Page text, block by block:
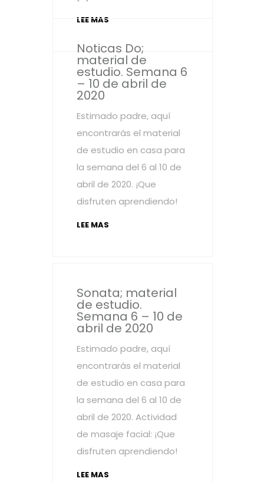
LEE MAS
Noticas Do;
material de
estudio. Semana 6
– 10 de abril de
2020
Estimado padre, aquí
encontrarás el material
de estudio en casa para
la semana del 6 al 10 de
abril de 2020. ¡Que
disfruten aprendiendo!
LEE MAS
Sonata; material
de estudio.
Semana 6 – 10 de
abril de 2020
Estimado padre, aquí
encontrarás el material
de estudio en casa para
la semana del 6 al 10 de
abril de 2020. Actividad
de masaje facial: ¡Que
disfruten aprendiendo!
LEE MAS